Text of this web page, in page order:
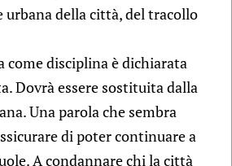
urbana della città, del tracollo
come disciplina è dichiarata
Dovrà essere sostituita dalla
Una parola che sembra
di poter continuare a
A condannare chi la città